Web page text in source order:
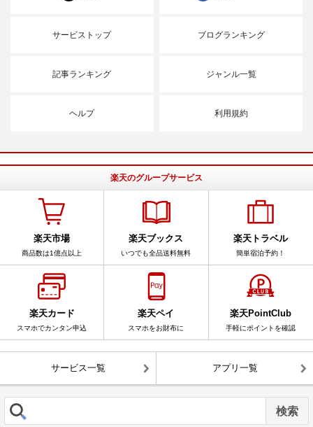
サービストップ ブログランキング
記事ランキング ジャンル一覧
ヘルプ 利用規約
楽天のグループサービス
楽天市場
商品数は1億点以上
楽天ブックス
いつでも全品送料無料
楽天トラベル
簡単宿泊予約！
楽天カード
スマホでカンタン申込
楽天ペイ
スマホをお財布に
楽天PointClub
手軽にポイントを確認
サービス一覧 アプリ一覧